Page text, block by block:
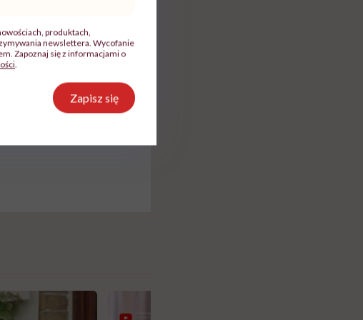
YouTube, itp.)
produktach,
newslettera. Wycofanie
Zapoznaj się z informacjami o
.
Zapisz się